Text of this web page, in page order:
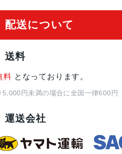
配送について
送料
料 となっております。
円未満の場合に全国一律600円
運送会社